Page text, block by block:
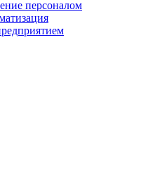
персоналом